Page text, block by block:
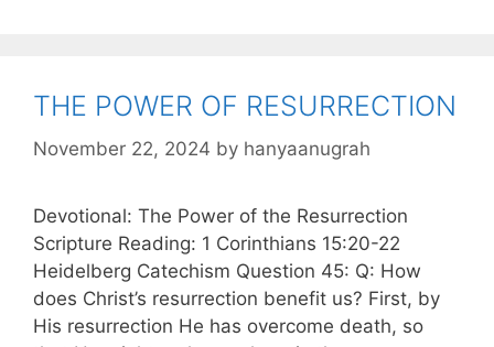
o
o
k
g
e
p
p
n
THE POWER OF RESURRECTION
November 22, 2024 by hanyaanugrah
Devotional: The Power of the Resurrection
Scripture Reading: 1 Corinthians 15:20-22
Heidelberg Catechism Question 45: Q: How
does Christ’s resurrection benefit us? First, by
His resurrection He has overcome death, so